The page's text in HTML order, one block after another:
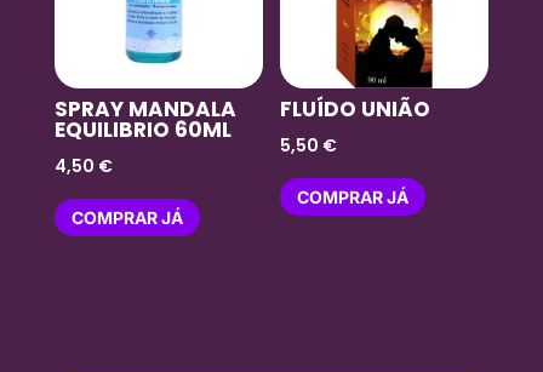
SPRAY MANDALA
EQUILIBRIO 60ML
4,50 €
COMPRAR JÁ
FLUÍDO UNIÃO
5,50 €
COMPRAR JÁ